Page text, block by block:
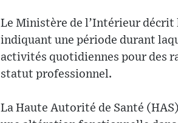
Le Ministère de l’Intérieur décrit
indiquant une période durant
activités quotidiennes pour des
statut professionnel.
La Haute Autorité de Santé